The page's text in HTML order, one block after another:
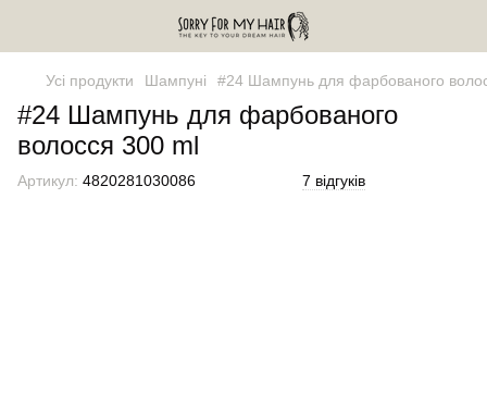
Усі продукти Шампуні #24 Шампунь для фарбованого
#24 Шампунь для фарбованого
волосся 300 ml
Артикул: 4820281030086 7 відгуків